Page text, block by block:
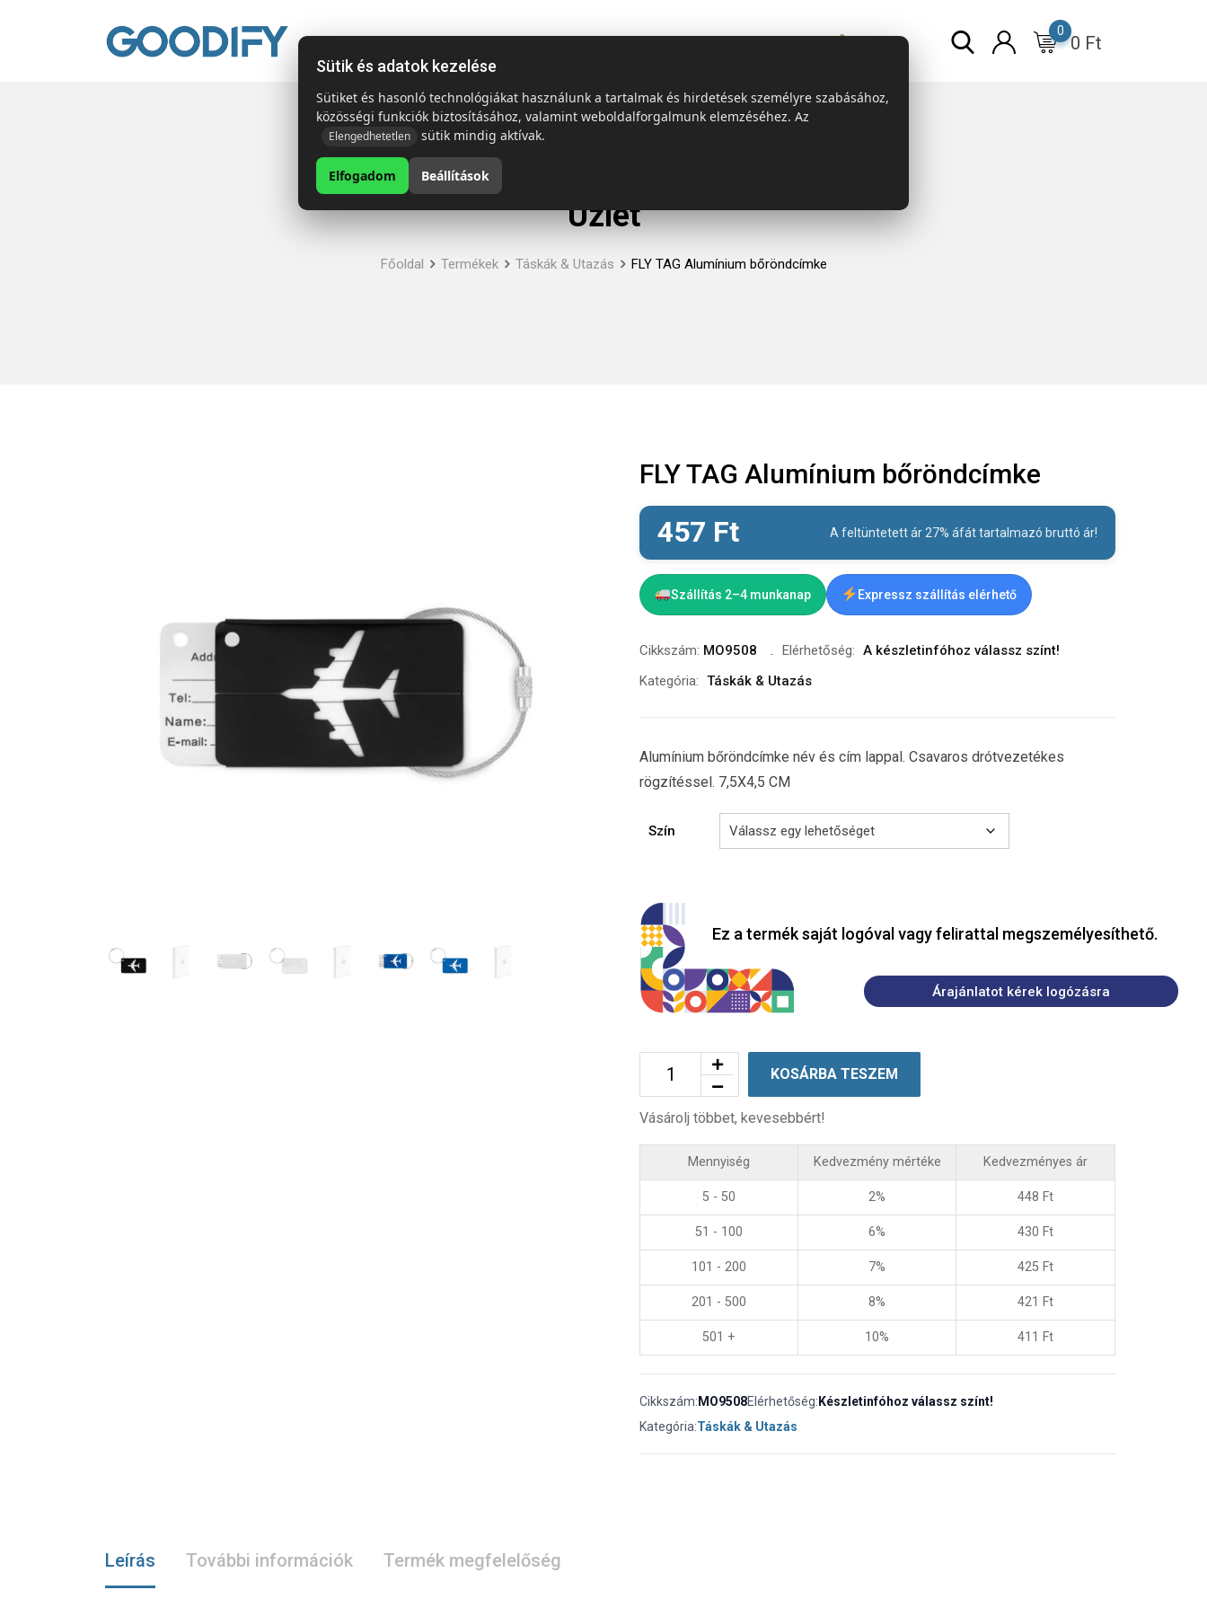
Kezdőlap Termékek Emblémázás és szállítás Tech = Kedvező ár ESG 0 Ft
0
Üzlet
Főoldal Termékek Táskák & Utazás FLY TAG Alumínium bőröndcímke
FLY TAG Alumínium bőröndcímke
457 Ft A feltüntetett ár 27% áfát tartalmazó bruttó ár!
Szállítás 2–4 munkanap Expressz szállítás elérhető
Cikkszám: MO9508 Elérhetőség: A készletinfóhoz válassz színt!
Kategória: Táskák & Utazás
Alumínium bőröndcímke név és cím lappal. Csavaros drótvezetékes
rögzítéssel. 7,5X4,5 CM
Szín
Ez a termék saját logóval vagy felirattal megszemélyesíthető.
Árajánlatot kérek logózásra
KOSÁRBA TESZEM
Vásárolj többet, kevesebbért!
Mennyiség Kedvezmény mértéke Kedvezményes ár
5 - 50 2% 448 Ft
51 - 100 6% 430 Ft
101 - 200 7% 425 Ft
201 - 500 8% 421 Ft
501 + 10% 411 Ft
Cikkszám: MO9508Elérhetőség: Készletinfóhoz válassz színt!
Kategória:Táskák & Utazás
Leírás További információk Termék megfelelőség
Sütik és adatok kezelése
Sütiket és hasonló technológiákat használunk a tartalmak és hirdetések személyre szabásához,
közösségi funkciók biztosításához, valamint weboldalforgalmunk elemzéséhez. Az
Elengedhetetlen sütik mindig aktívak.
Elfogadom Beállítások